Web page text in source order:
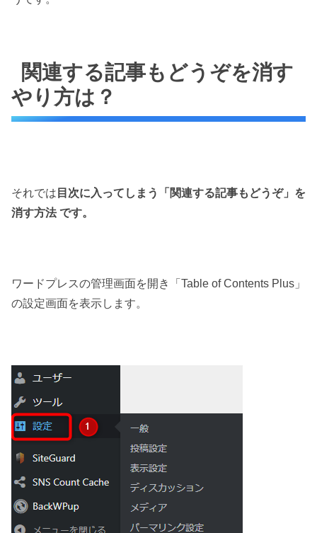
関連する記事もどうぞを消す
やり方は？
それでは 目次に入ってしまう「関連する記事もどうぞ」を
消す方法 です。
ワードプレスの管理画面を開き「Table of Contents Plus」
の設定画面を表示します。